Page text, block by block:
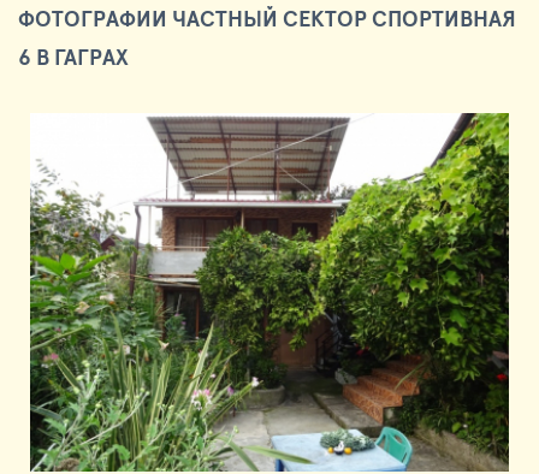
ФОТОГРАФИИ ЧАСТНЫЙ СЕКТОР СПОРТИВНАЯ
6 В ГАГРАХ